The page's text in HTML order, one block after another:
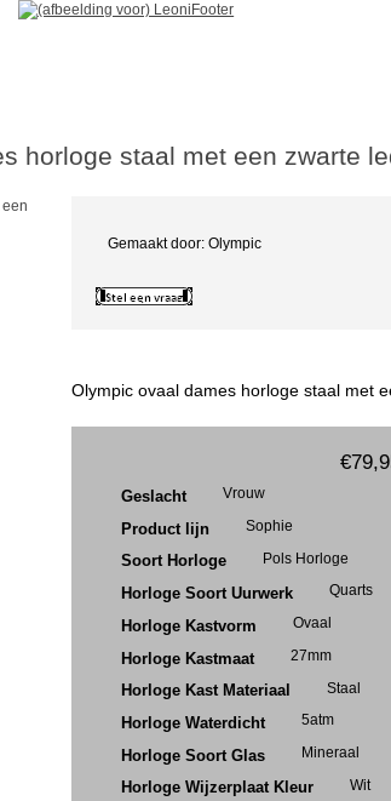
horloge staal met een zwarte
Gemaakt door: Olympic
Olympic ovaal dames horloge staal met
Geslacht Vrouw
Product lijn Sophie
Soort Horloge Pols Horloge
Horloge Soort Uurwerk Quarts
Horloge Kastvorm Ovaal
Horloge Kastmaat 27mm
Horloge Kast Materiaal Staal
Horloge Waterdicht 5atm
Horloge Soort Glas Mineraal
Horloge Wijzerplaat Kleur Wit